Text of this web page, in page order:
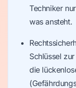
Techniker
was ansteht.
Schlüssel
die